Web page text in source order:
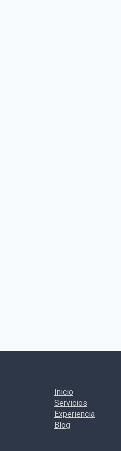
Inicio
Servicios
Experiencia
Blog